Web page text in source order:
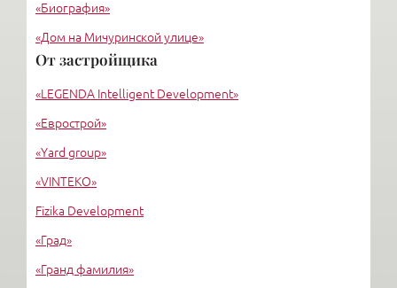
«Биография»
«Дом на Мичуринской улице»
«Крестовский, 12»
«Ориенталь»
От застройщика
«LEGENDA Intelligent Development»
«Еврострой»
«Yard group»
«VINTEKO»
Fizika Development
«Град»
«Гранд фамилия»